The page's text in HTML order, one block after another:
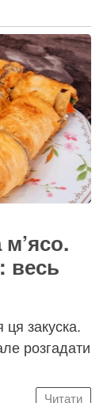
весь
ця закуска.
розгадати
Читати